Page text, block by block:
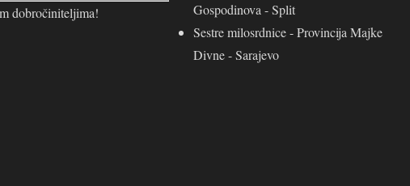
dobročiniteljima!
Gospodinova - Split
Sestre milosrdnice - Provincija Majke
Divne - Sarajevo